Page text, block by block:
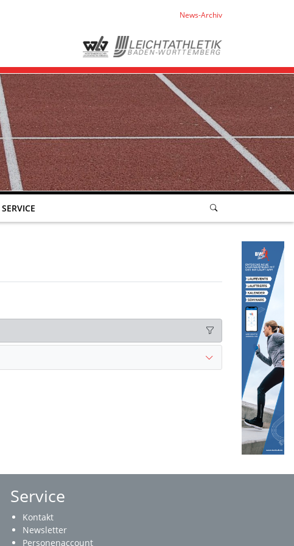
News-Archiv
SERVICE
Service
Kontakt
Newsletter
Personenaccount